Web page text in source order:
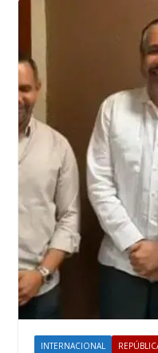
INTERNACIONAL